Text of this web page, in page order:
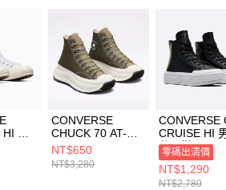
５．嚴禁一人註冊多個帳號或使用他人
形，恩沛科技股份有限公司將有權停止
動。
男
CONVERSE
CHUCK 70 AT-CX
HI CONVERSE
UTILITY 男女 厚底
增高 休閒鞋
NT$650
NT$3,280
CONVERSE
CRUISE HI
休閒鞋
零碼出清價
NT$1,290
NT$2,780